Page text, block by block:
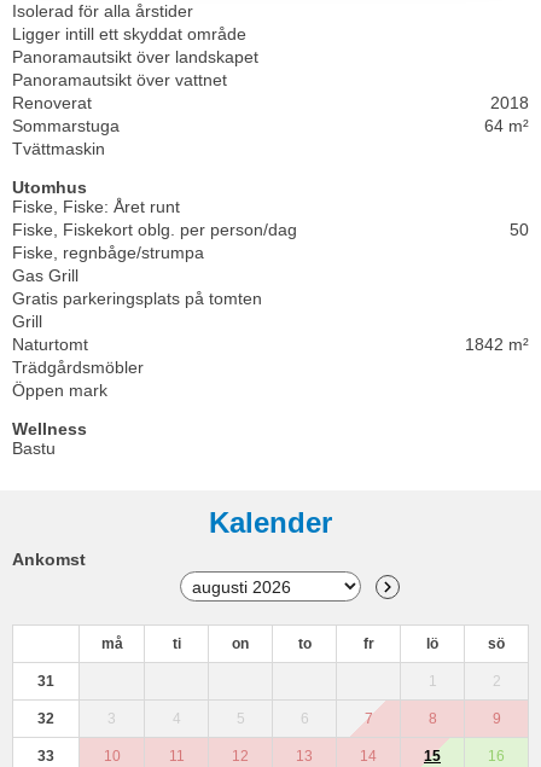
Isolerad för alla årstider
Ligger intill ett skyddat område
Panoramautsikt över landskapet
Panoramautsikt över vattnet
Renoverat
2018
Sommarstuga
64 m²
Tvättmaskin
Utomhus
Fiske, Fiske: Året runt
Fiske, Fiskekort oblg. per person/dag
50
Fiske, regnbåge/strumpa
Gas Grill
Gratis parkeringsplats på tomten
Grill
Naturtomt
1842 m²
Trädgårdsmöbler
Öppen mark
Wellness
Bastu
Kalender
Ankomst
må ti on to fr lö sö
31 1 2
32 3 4 5 6 7 8 9
33 10 11 12 13 14 15 16